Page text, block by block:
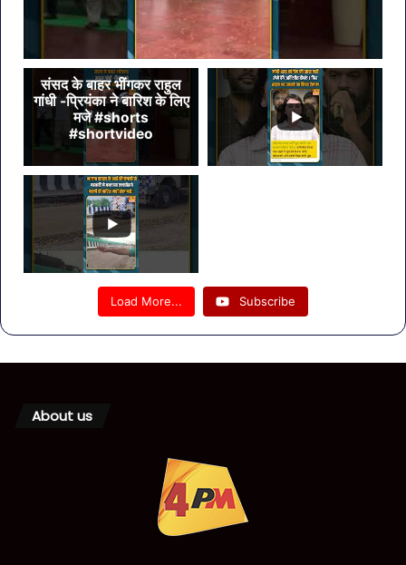
संसद के बाहर भींगकर राहुल
गांधी -प्रियंका ने बारिश के लिए
मजे #shorts
#shortvideo
Load More... Subscribe
About us